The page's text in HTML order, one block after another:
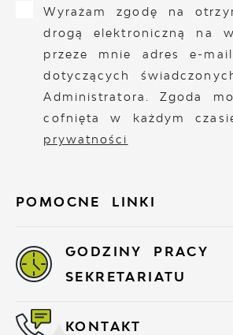
POMOCNE LINKI
Wyrażam zgodę na
drogą elektroniczną na
przeze mnie adres e-
dotyczących
Administratora. Zgoda
cofnięta w każdym
prywatności
GODZINY PRACY
SEKRETARIATU
KONTAKT